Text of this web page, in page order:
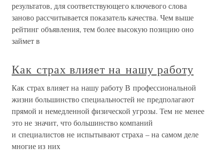
результатов, для соответствующего ключевого слова
заново рассчитывается показатель качества. Чем выше
рейтинг объявления, тем более высокую позицию оно
займет в
Как страх влияет на нашу работу
Как страх влияет на нашу работу В профессиональной
жизни большинство специальностей не предполагают
прямой и немедленной физической угрозы. Тем не менее
это не значит, что большинство компаний
и специалистов не испытывают страха – на самом деле
многие из них